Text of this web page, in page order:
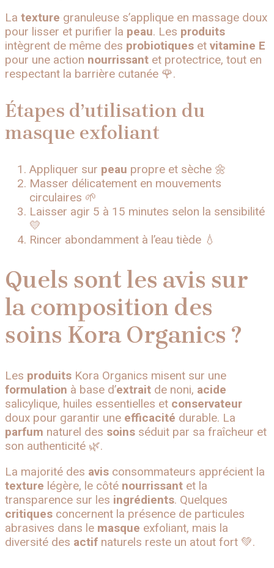
La texture granuleuse s’applique en massage doux
pour lisser et purifier la peau. Les produits
intègrent de même des probiotiques et vitamine E
pour une action nourrissant et protectrice, tout en
respectant la barrière cutanée 🌹.
Étapes d’utilisation du
masque exfoliant
Appliquer sur peau propre et sèche 🌼
Masser délicatement en mouvements
circulaires 🌱
Laisser agir 5 à 15 minutes selon la sensibilité
💛
Rincer abondamment à l’eau tiède 💧
Quels sont les avis sur
la composition des
soins Kora Organics ?
Les produits Kora Organics misent sur une
formulation à base d’extrait de noni, acide
salicylique, huiles essentielles et conservateur
doux pour garantir une efficacité durable. La
parfum naturel des soins séduit par sa fraîcheur et
son authenticité 🌿.
La majorité des avis consommateurs apprécient la
texture légère, le côté nourrissant et la
transparence sur les ingrédients. Quelques
critiques concernent la présence de particules
abrasives dans le masque exfoliant, mais la
diversité des actif naturels reste un atout fort 💚.